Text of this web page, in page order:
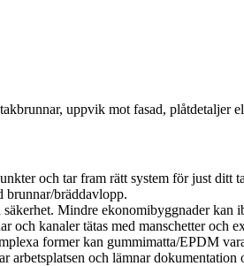
uppvik mot fasad, plåtdetaljer
och tar fram rätt system för just ditt
brunnar/bräddavlopp.
Mindre ekonomibyggnader kan
och kanaler tätas med manschetter och
former kan gummimatta/EPDM
och lämnar dokumentation